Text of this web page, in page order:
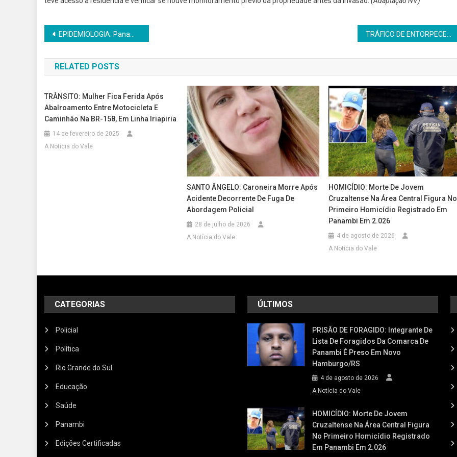
Navegação
de
Post
EPIDEMIOLOGIA: Panambi registra a primeira morte por Síndrome Respiratória Aguda Grave (SRAG)
RELATED POSTS
TRÂNSITO: Mulher Fica Ferida Após
Abalroamento Entre Motocicleta E
Caminhão Na BR-158, Em Linha Iriapiria
14 de fevereiro de 2025
A Notícia do Vale
SANTO ÂNGELO: Caroneira Morre Após
Acidente Decorrente De Fuga De
Abordagem Policial
28 de julho de 2026
A Notícia do Vale
HOMICÍDIO: Morte De Jovem
Cruzaltense Na Área Central Figura No
Primeiro Homicídio Registrado Em
Panambi Em 2.026
4 de agosto de 2026
A Notícia do Vale
CATEGORIAS
Policial
Política
Rio Grande do Sul
Educação
Saúde
Panambi
Edições Certificadas
ÚLTIMOS
PRISÃO DE FORAGIDO: Integrante De
Lista De Foragidos Da Comarca De
Panambi É Preso Em Novo
Hamburgo/RS
4 de agosto de 2026
A Notícia do Vale
HOMICÍDIO: Morte De Jovem
Cruzaltense Na Área Central Figura
No Primeiro Homicídio Registrado
Em Panambi Em 2.026